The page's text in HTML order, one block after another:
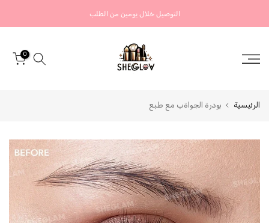
إلى
التوصيل خلال يومين من الطلب
0
الرئيسية بودرة الجواةب مع طبع